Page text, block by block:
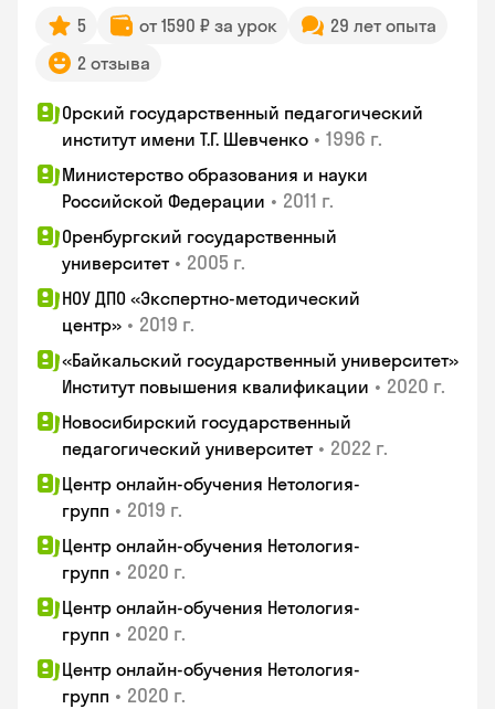
5 от 1590 ₽ за урок
29 лет опыта
2 отзыва
Орский государственный педагогический
институт имени Т.Г. Шевченко • 1996 г.
Министерство образования и науки
Российской Федерации • 2011 г.
Оренбургский государственный
университет • 2005 г.
НОУ ДПО «Экспертно-методический
центр» • 2019 г.
«Байкальский государственный университет»
Институт повышения квалификации • 2020 г.
Новосибирский государственный
педагогический университет • 2022 г.
Центр онлайн-обучения Нетология-
групп • 2019 г.
Центр онлайн-обучения Нетология-
групп • 2020 г.
Центр онлайн-обучения Нетология-
групп • 2020 г.
Центр онлайн-обучения Нетология-
групп • 2020 г.